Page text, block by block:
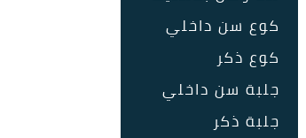
كوع سن داخلي
كوع ذكر
جلبة سن داخلي
جلبة ذكر